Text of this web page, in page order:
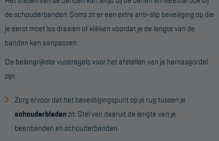
de schouderbanden. Soms zit er een extra anti-slip beveiliging op die
je eerst moet los draaien of klikken voordat je de lengte van de
banden kan aanpassen.
De belangrijkste vuistregels voor het afstellen van je harnasgordel
zijn:
Zorg ervoor dat het bevestigingspunt op je rug tussen je
schouderbladenzit. Stel van daaruit de lengte van je
beenbanden en schouderbanden.